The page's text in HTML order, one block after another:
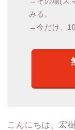
みる。
→今だけ、
こんにちは、宏